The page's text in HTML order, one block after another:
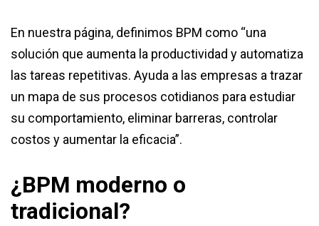
En nuestra página, definimos BPM como “una
solución que aumenta la productividad y automatiza
las tareas repetitivas. Ayuda a las empresas a trazar
un mapa de sus procesos cotidianos para estudiar
su comportamiento, eliminar barreras, controlar
costos y aumentar la eficacia”.
¿BPM moderno o
tradicional?